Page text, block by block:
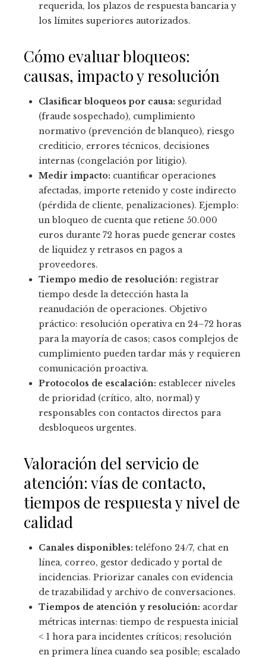
requerida, los plazos de respuesta bancaria y
los límites superiores autorizados.
Cómo evaluar bloqueos:
causas, impacto y resolución
Clasificar bloqueos por causa: seguridad
(fraude sospechado), cumplimiento
normativo (prevención de blanqueo), riesgo
crediticio, errores técnicos, decisiones
internas (congelación por litigio).
Medir impacto: cuantificar operaciones
afectadas, importe retenido y coste indirecto
(pérdida de cliente, penalizaciones). Ejemplo:
un bloqueo de cuenta que retiene 50.000
euros durante 72 horas puede generar costes
de liquidez y retrasos en pagos a
proveedores.
Tiempo medio de resolución: registrar
tiempo desde la detección hasta la
reanudación de operaciones. Objetivo
práctico: resolución operativa en 24–72 horas
para la mayoría de casos; casos complejos de
cumplimiento pueden tardar más y requieren
comunicación proactiva.
Protocolos de escalación: establecer niveles
de prioridad (crítico, alto, normal) y
responsables con contactos directos para
desbloqueos urgentes.
Valoración del servicio de
atención: vías de contacto,
tiempos de respuesta y nivel de
calidad
Canales disponibles: teléfono 24/7, chat en
línea, correo, gestor dedicado y portal de
incidencias. Priorizar canales con evidencia
de trazabilidad y archivo de conversaciones.
Tiempos de atención y resolución: acordar
métricas internas: tiempo de respuesta inicial
< 1 hora para incidentes críticos; resolución
en primera línea cuando sea posible; escalado